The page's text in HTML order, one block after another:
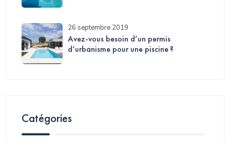
26 septembre 2019
Avez-vous besoin d’un permis
d’urbanisme pour une piscine ?
Catégories